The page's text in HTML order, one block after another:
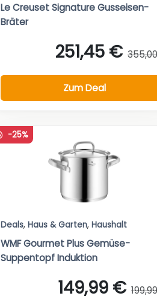
Le Creuset Signature Gusseisen-
Bräter
251,45 €
Zum Deal
-25%
Deals, Haus & Garten, Haushalt
WMF Gourmet Plus Gemüse-
Suppentopf Induktion
149,99 €